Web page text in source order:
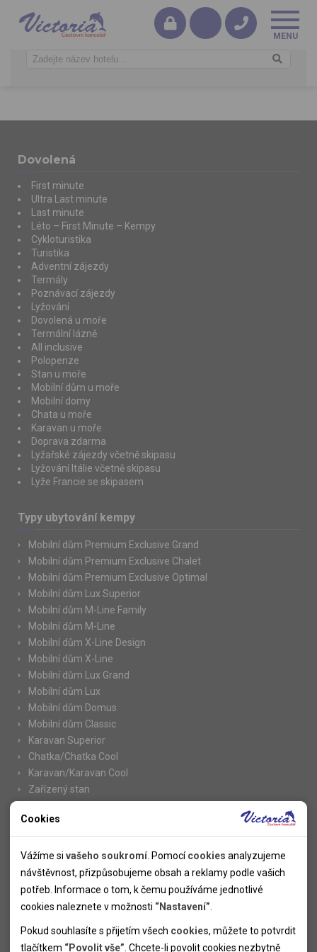
Dovolená
First minute
Ultra Last minute
Last minute
Léto – First Minute – Kempy
Cykloturistika
Turistika
Adventní zájezdy
Termály
Poznávací zájezdy
Lyžování
Dovolená u moře
Termální lázně
All inclusive
Polopenze
Stan u moře
Mobilní dům u moře
Mobilní domy
Chata u moře
Karavan u moře
Doprava zdarma
Lyžařské zájezdy včetně skipasu
Lyžování Itálie včetně skipasu
Lyže Francie se skipasem
Typy ubytování kempy
Mobilní dům Premium Exclusive Grand
Mobilní dům Premium Exclusive Chalet
Mobilní dům Premium Exclusive Optimal
Mobilní dům Lux Superior
Mobilní dům M-Line Family
Mobilní dům M-Line
Mobilní dům X-Line Design
Mobilní dům X-Line
Mobilní dům Lux Grand
Mobilní dům Lux
Mobilní dům Domus
Mobilní dům Classic
Karavan Superior
Chatka/Chatka Cool
Karavan/Karavan Cool
Zařízený stan
Informace
Novinky
Kolektivy
SUPER FIRST MINUTE
Informace k letním pobytům
Informace o letecké dopravě
Cookies
Vážíme si vašeho soukromí . Pomocícookies analyzujeme
návštěvnost, přizpůsobujeme obsah a reklamy podle vašich
potřeb. Informace o tom, k čemu používáme jednotlivé
cookies naleznete v možnosti “Nastavení”
Pokud souhlasíte s přijetím všech cookies, můžete to potvrdit
tlačítkem “Povolit vše” . Chcete-li povolit cookies nezbytně
Nutné cookies pomáhají, aby byla webová stránka použitelná
tak, že umožní základní funkce jako navigace stránky a
přístup k zabezpečeným sekcím webové stránky. Webová
stránka nemůže správně fungovat bez těchto cookies.
Analytické cookies